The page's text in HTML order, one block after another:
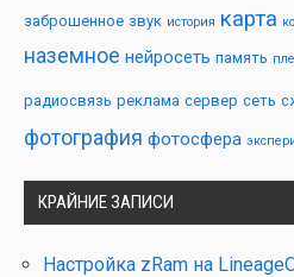
заброшенное звук история карта
наземное нейросеть память
радиосвязь реклама сервер сеть
фотография фотосфера
КРАЙНИЕ ЗАПИСИ
Настройка zRam на